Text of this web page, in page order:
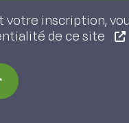
votre inscription,
de ce site